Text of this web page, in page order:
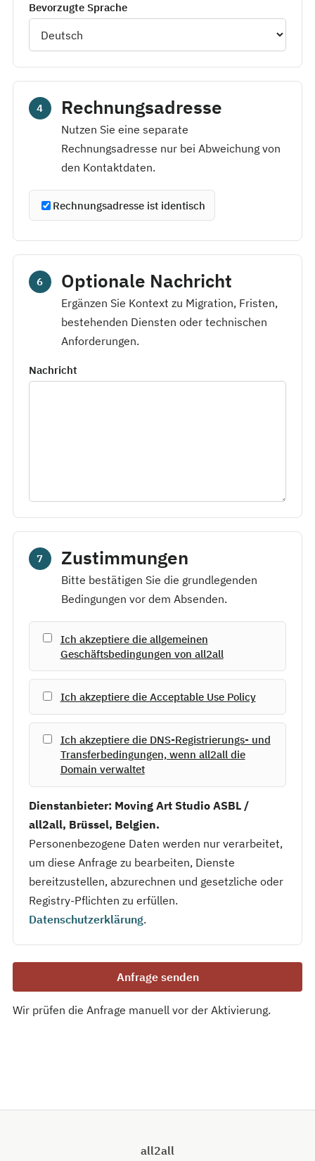
Bevorzugte Sprache
4 Rechnungsadresse
Nutzen Sie eine separate
Rechnungsadresse nur bei Abweichung von
den Kontaktdaten.
Rechnungsadresse ist identisch
6 Optionale Nachricht
Ergänzen Sie Kontext zu Migration, Fristen,
bestehenden Diensten oder technischen
Anforderungen.
Nachricht
7 Zustimmungen
Bitte bestätigen Sie die grundlegenden
Bedingungen vor dem Absenden.
Ich akzeptiere die allgemeinen
Geschäftsbedingungen von all2all
Ich akzeptiere die Acceptable Use Policy
Ich akzeptiere die DNS-Registrierungs- und
Transferbedingungen, wenn all2all die
Domain verwaltet
Dienstanbieter: Moving Art Studio ASBL /
all2all, Brüssel, Belgien.
Personenbezogene Daten werden nur verarbeitet,
um diese Anfrage zu bearbeiten, Dienste
bereitzustellen, abzurechnen und gesetzliche oder
Registry-Pflichten zu erfüllen.
Datenschutzerklärung.
Anfrage senden
Wir prüfen die Anfrage manuell vor der Aktivierung.
all2all